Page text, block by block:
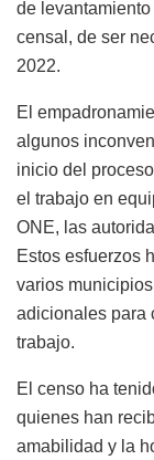
de
censal, de ser
2022.
El
algunos
inicio del
el trabajo en
ONE, las
Estos esfuerzos
varios
adicionales para
trabajo.
El censo ha
quienes han
amabilidad y la